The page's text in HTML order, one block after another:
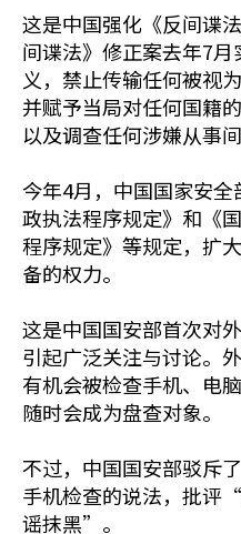
这是中国强化《反间谍
间谍法》修正案去年7
义，禁止传输任何被视
并赋予当局对任何国籍
以及调查任何涉嫌从事
今年4月，中国国家安
政执法程序规定》和《
程序规定》等规定，扩
备的权力。
这是中国国安部首次对
引起广泛关注与讨论。
有机会被检查手机、电
随时会成为盘查对象。
不过，中国国安部驳斥
手机检查的说法，批评
谣抹黑”。